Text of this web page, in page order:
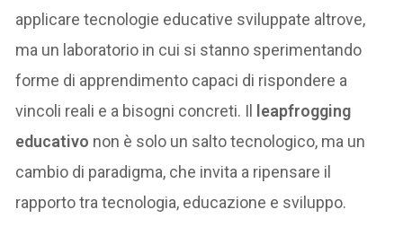
applicare tecnologie educative sviluppate altrove,
ma un laboratorio in cui si stanno sperimentando
forme di apprendimento capaci di rispondere a
vincoli reali e a bisogni concreti. Il leapfrogging
educativo non è solo un salto tecnologico, ma un
cambio di paradigma, che invita a ripensare il
rapporto tra tecnologia, educazione e sviluppo.